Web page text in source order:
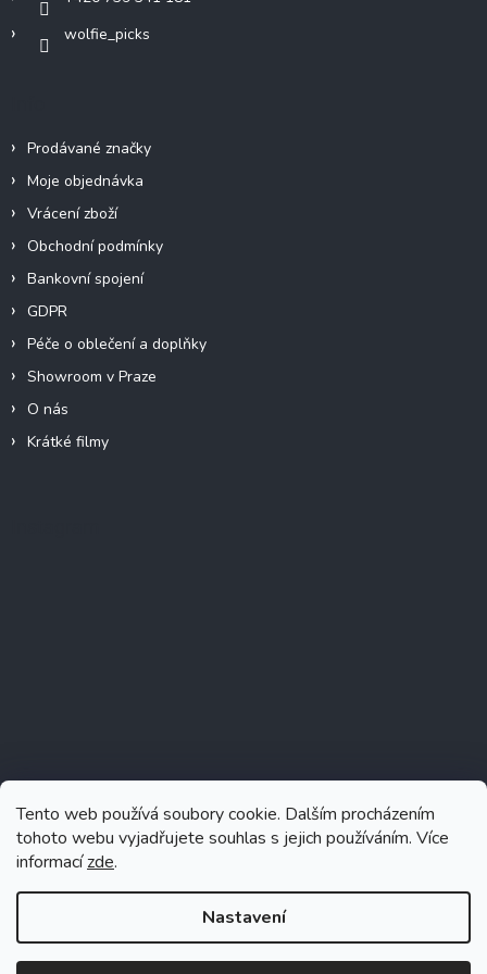
Tento web používá soubory cookie. Dalším procházením
tohoto webu vyjadřujete souhlas s jejich používáním. Více
informacízde.
Nastavení
wolfie_picks
Prodávané značky
Moje objednávka
Vrácení zboží
Obchodní podmínky
Bankovní spojení
GDPR
Péče o oblečení a doplňky
Showroom v Praze
O nás
Krátké filmy
Sledovat na Instagramu